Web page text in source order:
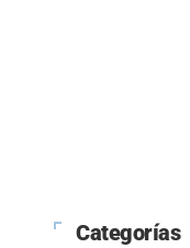
Categorías